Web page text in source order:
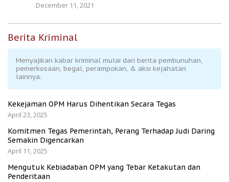
December 11, 2021
Berita Kriminal
Menyajikan kabar kriminal mulai dari berita pembunuhan,
pemerkosaan, begal, perampokan, & aksi kejahatan
lainnya.
Kekejaman OPM Harus Dihentikan Secara Tegas
April 23, 2025
Komitmen Tegas Pemerintah, Perang Terhadap Judi Daring
Semakin Digencarkan
April 11, 2025
Mengutuk Kebiadaban OPM yang Tebar Ketakutan dan
Penderitaan